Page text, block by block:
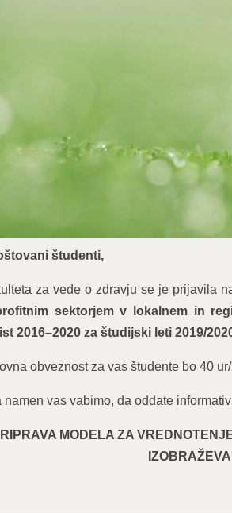
študenti,
za vede o zdravju se je prijavila
sektorjem v lokalnem in
2016–2020 za študijski leti 2019/
obveznost za vas študente bo 40
namen vas vabimo, da oddate
MODELA ZA